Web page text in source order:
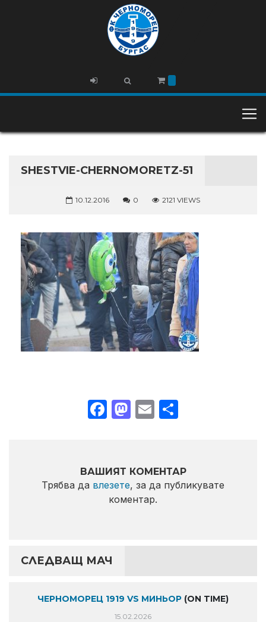
SHESTVIE-CHERNOMORETZ-51
10.12.2016 0 2121 VIEWS
Facebook
Mastodon
Email
ВАШИЯТ КОМЕНТАР
Трябва да влезете, за да публикувате
коментар.
СЛЕДВАЩ МАЧ
ЧЕРНОМОРЕЦ 1919 VS МИНЬОР (ON TIME)
15.02.2026